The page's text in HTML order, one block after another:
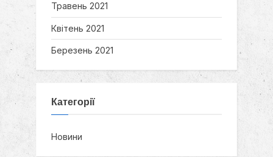
Травень 2021
Квітень 2021
Березень 2021
Категорії
Новини